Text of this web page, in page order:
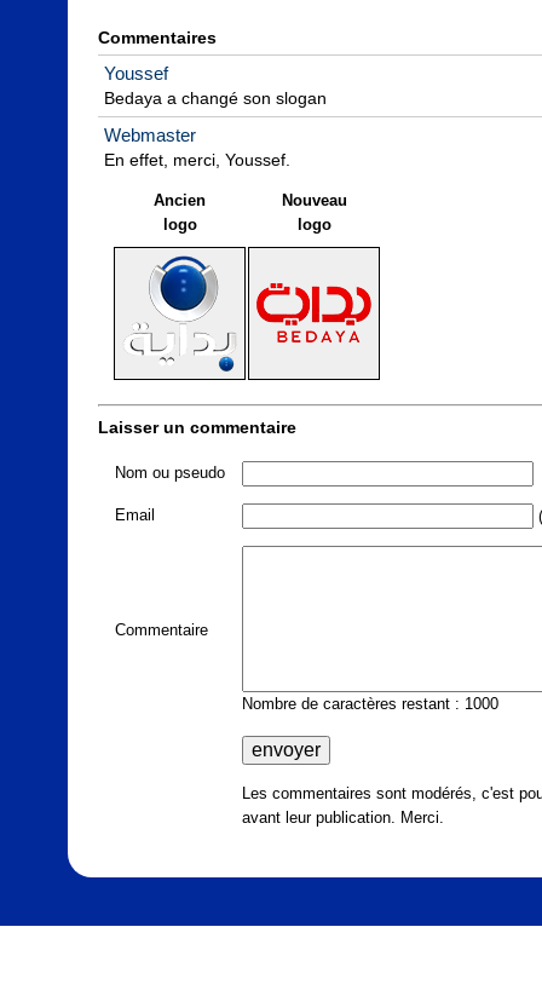
Commentaires
Youssef
Bedaya a changé son slogan
Webmaster
En effet, merci, Youssef.
Ancien
logo
Nouveau
logo
Laisser un commentaire
Nom ou pseudo
Email
Commentaire
Nombre de caractères restant : 1000
Les commentaires sont modérés, c'est
avant leur publication. Merci.